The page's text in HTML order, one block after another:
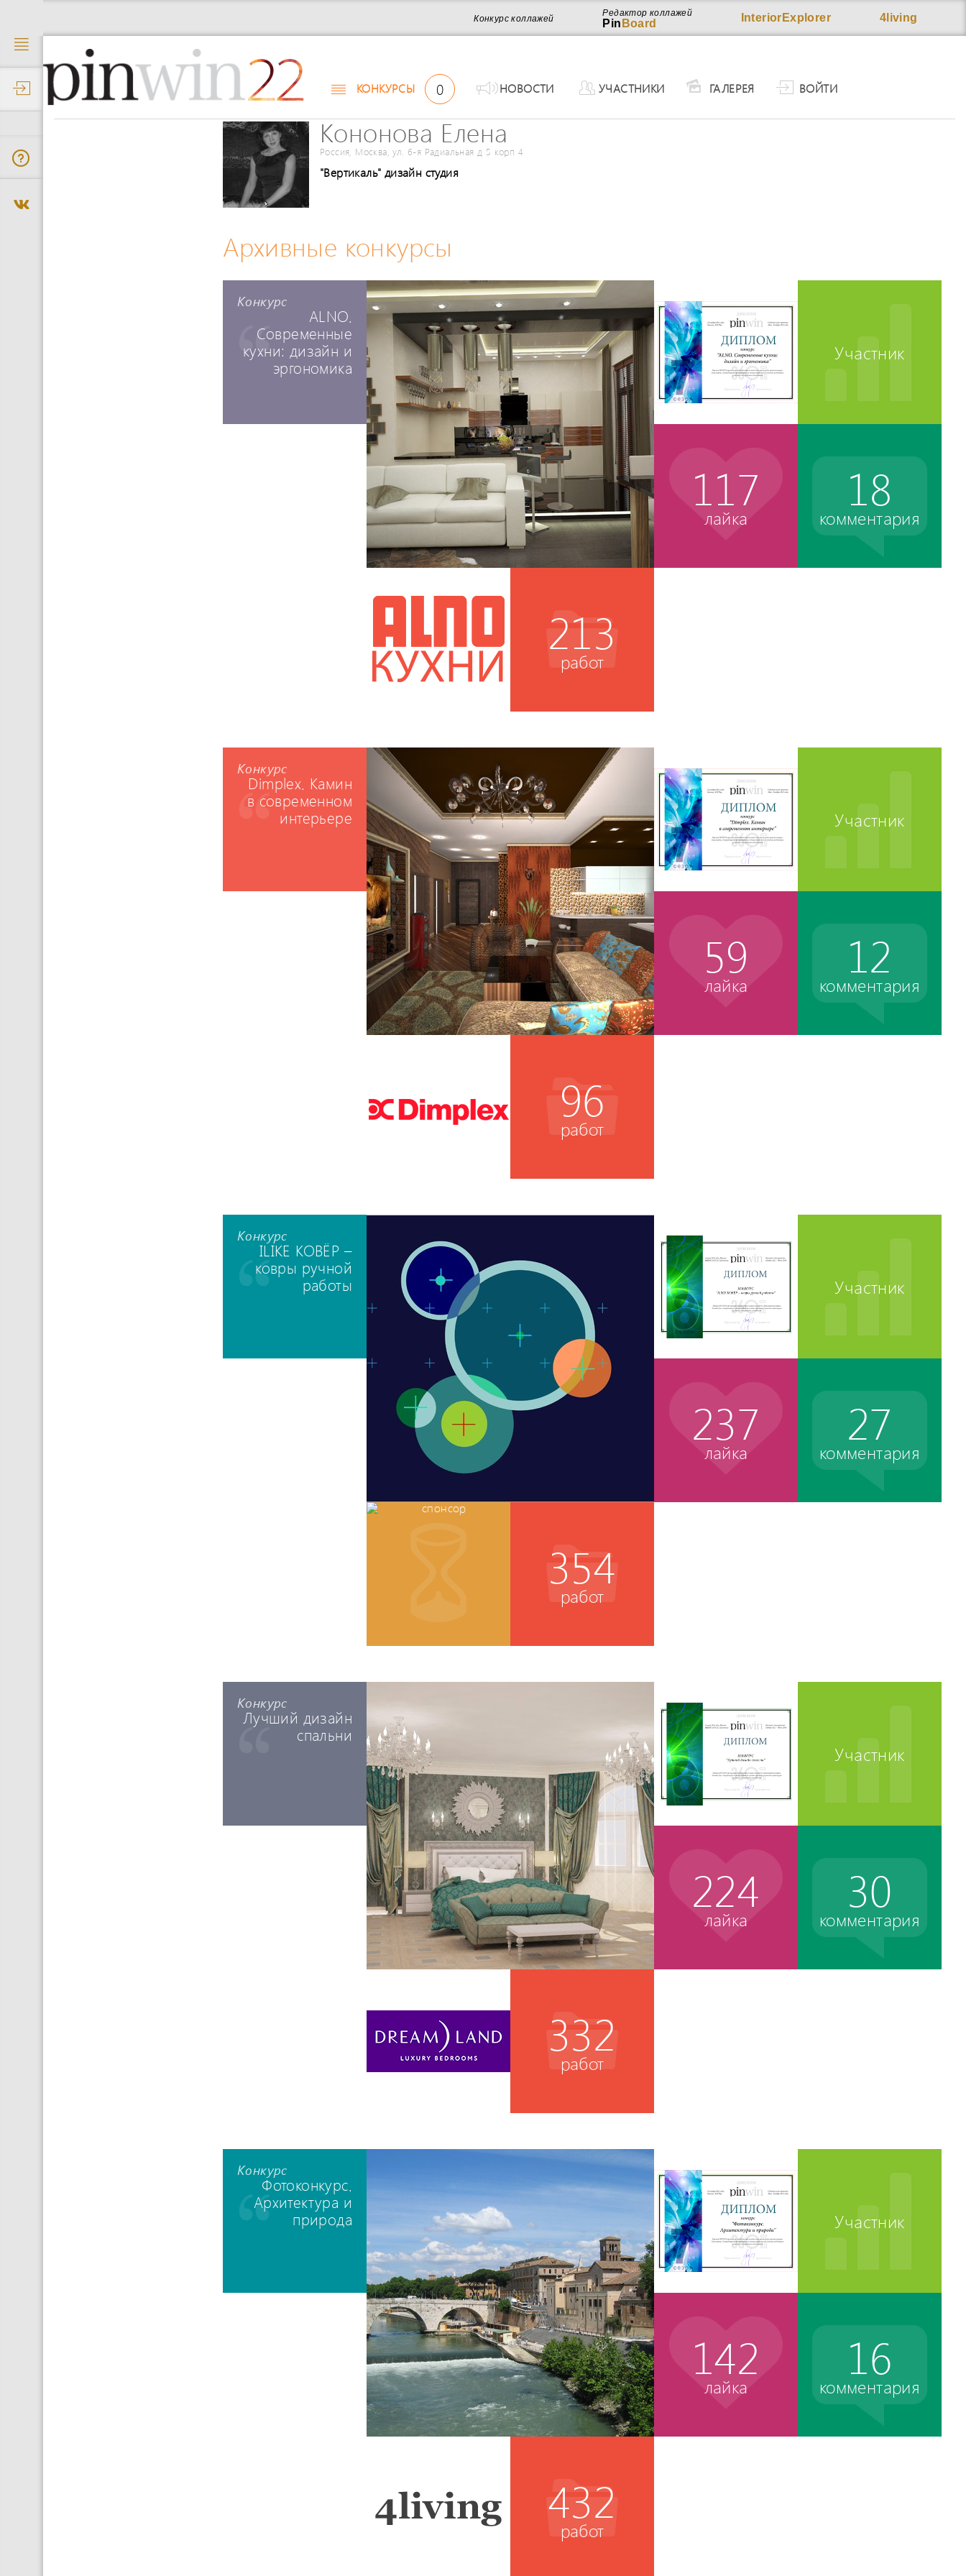
4living
InteriorExplorer
Редактор коллажей
Pin Board
Конкурс коллажей
22 КОНКУРСЫ 0 НОВОСТИ УЧАСТНИКИ ГАЛЕРЕЯ ВОЙТИ
Кононова Елена
Россия, Москва, ул. 6-я Радиальная д 5 корп 4
"Вертикаль" дизайн студия
Архивные конкурсы
Конкурс
ALNO.
Современные
кухни: дизайн и
эргономика
Участник
117
лайка
18
комментария
213
работ
Конкурс
Dimplex. Камин
в современном
интерьере
Участник
59
лайка
12
комментария
96
работ
Конкурс
ILIKE КОВЁР –
ковры ручной
работы
Участник
237
лайка
27
комментария
354
работ
Конкурс
Лучший дизайн
спальни
Участник
224
лайка
30
комментария
332
работ
Конкурс
Фотоконкурс.
Архитектура и
природа
Участник
142
лайка
16
комментария
432
работ